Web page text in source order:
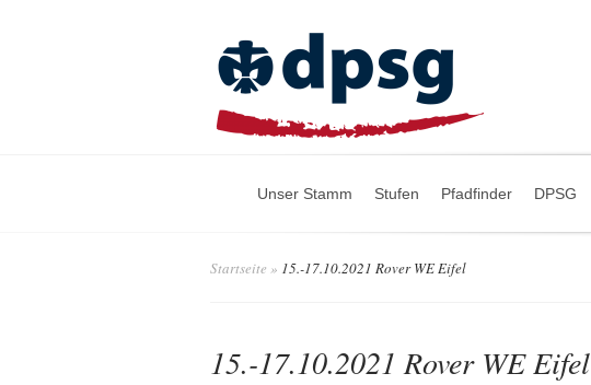
Unser Stamm Stufen Pfadfinder DPSG
Startseite » 15.-17.10.2021 Rover WE Eifel
15.-17.10.2021 Rover WE Eifel